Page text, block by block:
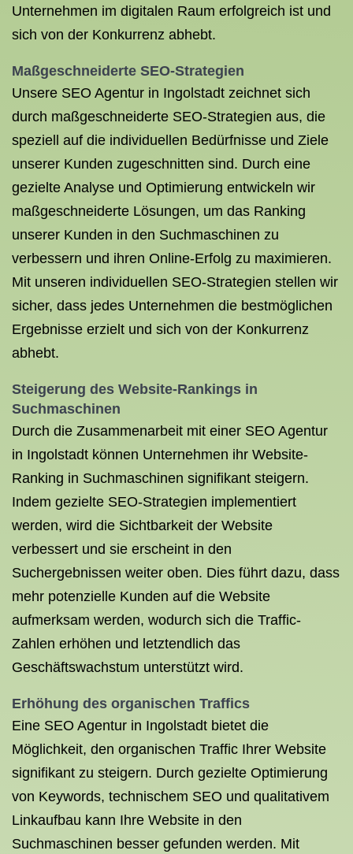
Unternehmen im digitalen Raum erfolgreich ist und
sich von der Konkurrenz abhebt.
Maßgeschneiderte SEO-Strategien
Unsere SEO Agentur in Ingolstadt zeichnet sich
durch maßgeschneiderte SEO-Strategien aus, die
speziell auf die individuellen Bedürfnisse und Ziele
unserer Kunden zugeschnitten sind. Durch eine
gezielte Analyse und Optimierung entwickeln wir
maßgeschneiderte Lösungen, um das Ranking
unserer Kunden in den Suchmaschinen zu
verbessern und ihren Online-Erfolg zu maximieren.
Mit unseren individuellen SEO-Strategien stellen wir
sicher, dass jedes Unternehmen die bestmöglichen
Ergebnisse erzielt und sich von der Konkurrenz
abhebt.
Steigerung des Website-Rankings in
Suchmaschinen
Durch die Zusammenarbeit mit einer SEO Agentur
in Ingolstadt können Unternehmen ihr Website-
Ranking in Suchmaschinen signifikant steigern.
Indem gezielte SEO-Strategien implementiert
werden, wird die Sichtbarkeit der Website
verbessert und sie erscheint in den
Suchergebnissen weiter oben. Dies führt dazu, dass
mehr potenzielle Kunden auf die Website
aufmerksam werden, wodurch sich die Traffic-
Zahlen erhöhen und letztendlich das
Geschäftswachstum unterstützt wird.
Erhöhung des organischen Traffics
Eine SEO Agentur in Ingolstadt bietet die
Möglichkeit, den organischen Traffic Ihrer Website
signifikant zu steigern. Durch gezielte Optimierung
von Keywords, technischem SEO und qualitativem
Linkaufbau kann Ihre Website in den
Suchmaschinen besser gefunden werden. Mit